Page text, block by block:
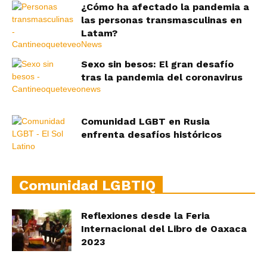
¿Cómo ha afectado la pandemia a
las personas transmasculinas en
Latam?
Sexo sin besos: El gran desafío
tras la pandemia del coronavirus
Comunidad LGBT en Rusia
enfrenta desafíos históricos
Comunidad LGBTIQ
Reflexiones desde la Feria
Internacional del Libro de Oaxaca
2023